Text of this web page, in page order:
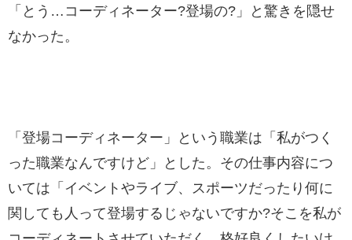
「とう…コーディネーター?登場の?」と驚きを隠せ
なかった。
「登場コーディネーター」という職業は「私がつく
った職業なんですけど」とした。その仕事内容につ
いては「イベントやライブ、スポーツだったり何に
関しても人って登場するじゃないですか?そこを私が